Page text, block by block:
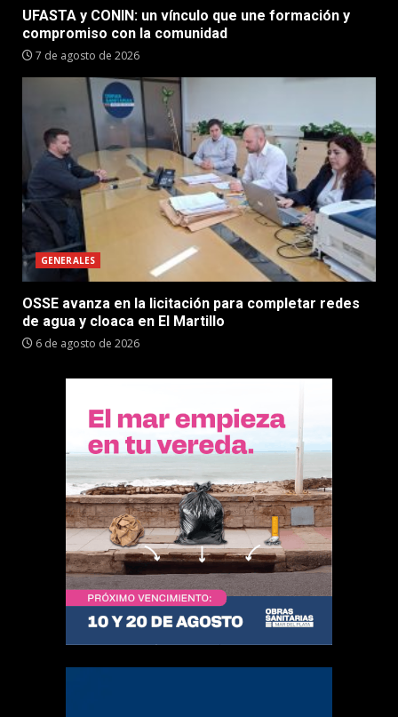
UFASTA y CONIN: un vínculo que une formación y
compromiso con la comunidad
7 de agosto de 2026
GENERALES
OSSE avanza en la licitación para completar redes
de agua y cloaca en El Martillo
6 de agosto de 2026